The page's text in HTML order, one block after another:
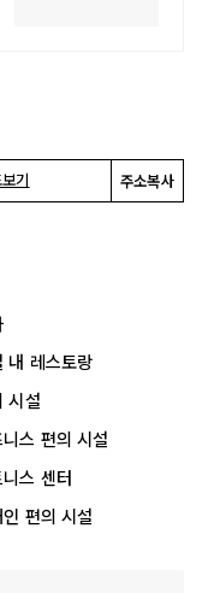
기 주소복사
내 레스토랑
시설
니스 편의 시설
스 센터
편의 시설